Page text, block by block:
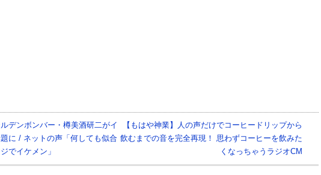
デンボンバー・樽美酒研二がイ
に / ネットの声「何しても似合
でイケメン」
【もはや神業】人の声だけでコーヒードリップから
飲むまでの音を完全再現！ 思わずコーヒーを飲みた
くなっちゃうラジオCM